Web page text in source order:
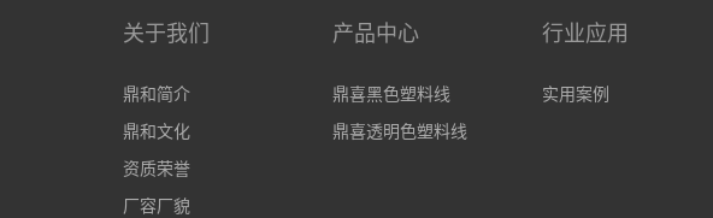
关于我们
鼎和简介
鼎和文化
资质荣誉
厂容厂貌
产品中心
鼎喜黑色塑料线
鼎喜透明色塑料线
行业应用
实用案例